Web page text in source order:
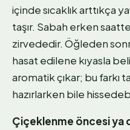
içinde sıcaklık arttıkça
taşır. Sabah erken
zirvededir. Öğleden
hasat edilene kıyasla
aromatik çıkar; bu farkı
hazırlarken bile
Çiçeklenme öncesi ya